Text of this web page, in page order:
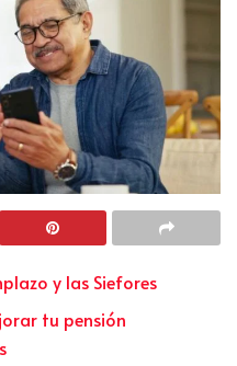
y las Siefores
tu pensión